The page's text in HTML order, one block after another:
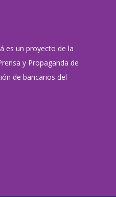
es un proyecto de la
y Propaganda de
de bancarios del